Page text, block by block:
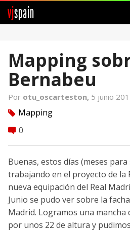
vjspain
Foros
Noticias
Vjspain
Ayuda
Contacto
Entrar
Crear Cuenta
Mapping
Bernabeu
Por otu_oscarteston, 5 junio
tag Mapping
comment 0
Buenas, estos días (meses
trabajando en el proyecto de la
nueva equipación del Real
Junio se pudo ver sobre la
Madrid. Logramos una mancha
por unos 22 de altura y